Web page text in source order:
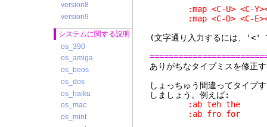
version8
version9
システムに関する説明
os_390
os_amiga
os_beos
os_dos
os_haiku
os_mac
os_mint
:map <C-U> <C-Y><C-
:map <C-D> <C-E><C-
(文字通り入力するには、'<'
ありがちなタ
しょっちゅう間違ってタイプ
しましょう。例えば:
:ab teh the
:ab fro for